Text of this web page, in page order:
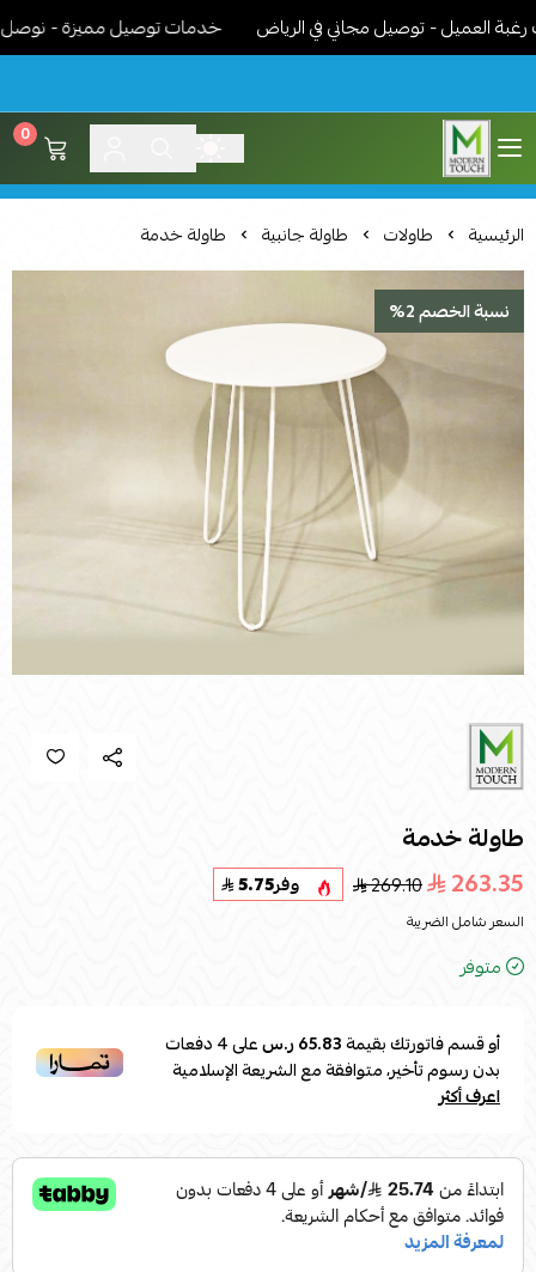
- توصيل مجاني في الرياض خدمات توصيل مميزة - نوصل
اثاث مودرن لمسة عصرية
0
الرئيسية طاولات طاولة جانبية طاولة خدمة
نسبة الخصم 2%
طاولة خدمة
263.35
269.10 وفر5.75
السعر شامل الضريبة
متوفر
أو قسم فاتورتك بقيمة65.83 ر.س على4دفعات
بدون رسوم تأخير، متوافقة مع الشريعة الإسلامية
اعرف أكثر